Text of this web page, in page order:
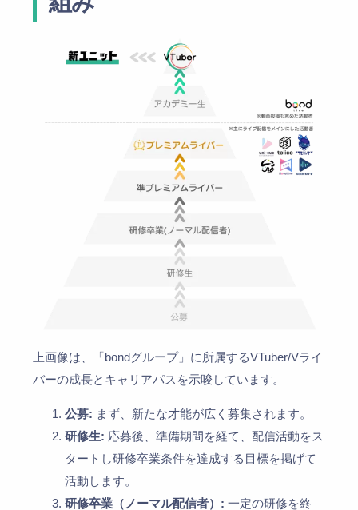
上画像は、「bondグループ」に所属するVTuber/Vライ
バーの成長とキャリアパスを示唆しています。
公募: まず、新たな才能が広く募集されます。
研修生: 応募後、準備期間を経て、配信活動をス
タートし研修卒業条件を達成する目標を掲げて
活動します。
研修卒業（ノーマル配信者）: 一定の研修を終